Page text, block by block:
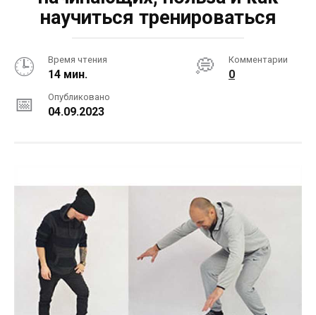
научиться тренироваться
Время чтения
14 мин.
Комментарии
0
Опубликовано
04.09.2023